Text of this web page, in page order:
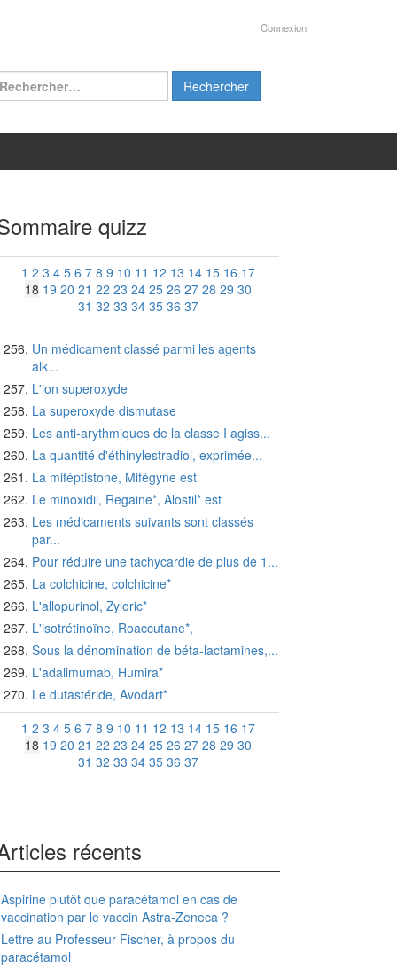
Connexion
:
quizz
1 2 3 4 5 6 7 8 9 10 11 12 13 14 15 16 17
18 19 20 21 22 23 24 25 26 27 28 29 30
31 32 33 34 35 36 37
Un médicament classé parmi les agents
alk...
L'ion superoxyde
La superoxyde dismutase
Les anti-arythmiques de la classe I agiss...
La quantité d'éthinylestradiol, exprimée...
La miféptistone, Mifégyne est
Le minoxidil, Regaine*, Alostil* est
Les médicaments suivants sont classés
par...
Pour réduire une tachycardie de plus de 1...
La colchicine, colchicine*
L'allopurinol, Zyloric*
L'isotrétinoïne, Roaccutane*,
Sous la dénomination de béta-lactamines,...
L'adalimumab, Humira*
Le dutastéride, Avodart*
1 2 3 4 5 6 7 8 9 10 11 12 13 14 15 16 17
18 19 20 21 22 23 24 25 26 27 28 29 30
31 32 33 34 35 36 37
récents
Aspirine plutôt que paracétamol en cas de
vaccination par le vaccin Astra-Zeneca ?
Lettre au Professeur Fischer, à propos du
paracétamol